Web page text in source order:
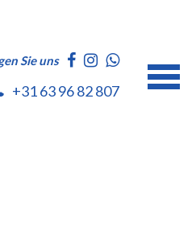
Sie uns
+31 63 96 82 807